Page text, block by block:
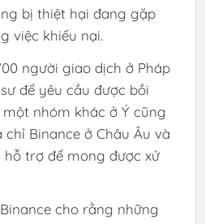
bị thiệt hại đang gặp
việc khiếu nại.
người giao dịch ở Pháp
để yêu cầu được bồi
nhóm khác ở Ý cũng
chỉ Binance ở Châu Âu và
hỗ trợ để mong được xử
cho rằng những